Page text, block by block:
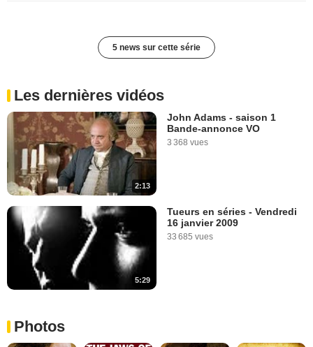
5 news sur cette série
Les dernières vidéos
2:13
John Adams - saison 1
Bande-annonce VO
3 368 vues
5:29
Tueurs en séries - Vendredi
16 janvier 2009
33 685 vues
Photos